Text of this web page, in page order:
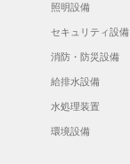
照明設備
セキュリティ設備
消防・防災設備
給排水設備
水処理装置
環境設備